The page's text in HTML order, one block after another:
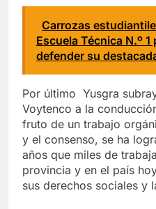
Carrozas
Escuela Técnica N.º
defender su
Por último Yusgra
Voytenco a la
fruto de un trabajo
y el consenso, se ha
años que miles de
provincia y en el país
sus derechos sociales y